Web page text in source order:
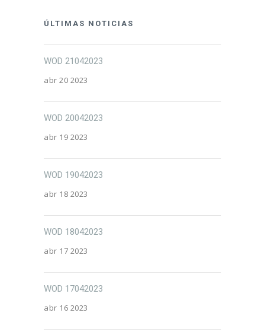
ÚLTIMAS NOTICIAS
WOD 21042023
abr 20 2023
WOD 20042023
abr 19 2023
WOD 19042023
abr 18 2023
WOD 18042023
abr 17 2023
WOD 17042023
abr 16 2023